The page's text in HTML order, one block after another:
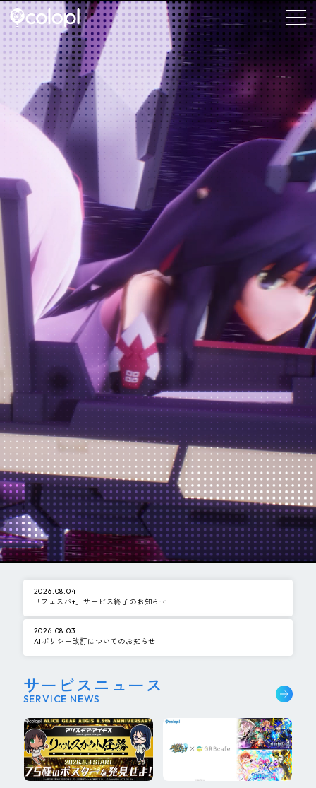
会社情報
ニュース
採用情報
サステナビリティ
ピンマーク
JP EN
2026.08.04
「フェスバ+」サービス終了のお知らせ
2026.08.03
AIポリシー改訂についてのお知らせ
サービスニュース
SERVICE NEWS